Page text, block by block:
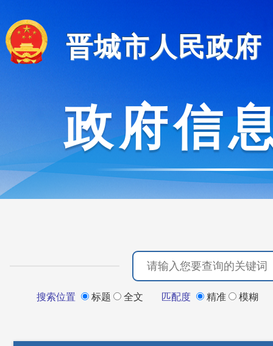
晋城市人民政府
政府信
搜索位置 标题 全文 匹配度 精准 模糊